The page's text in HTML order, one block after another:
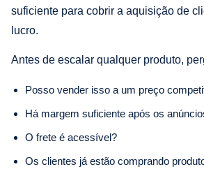
suficiente para cobrir a aquisição de
lucro.
Antes de escalar qualquer produto,
Posso vender isso a um preço
Há margem suficiente após os
O frete é acessível?
Os clientes já estão comprando